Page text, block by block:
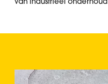
van industrieel onderhoud